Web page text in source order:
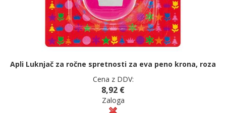
Apli Luknjač za ročne spretnosti za eva peno krona, roza
Cena z DDV:
8,92 €
Zaloga